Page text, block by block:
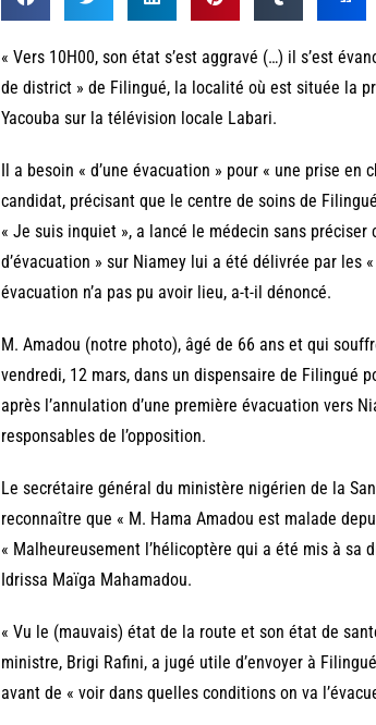
« Vers 10H00, son état s’est aggravé (…) il s’est
de district » de Filingué, la localité où est située la
Yacouba sur la télévision locale Labari.
Il a besoin « d’une évacuation » pour « une prise
candidat, précisant que le centre de soins de
« Je suis inquiet », a lancé le médecin sans
d’évacuation » sur Niamey lui a été délivrée par les
évacuation n’a pas pu avoir lieu, a-t-il dénoncé.
M. Amadou (notre photo), âgé de 66 ans et qui
vendredi, 12 mars, dans un dispensaire de Filingué
après l’annulation d’une première évacuation vers
responsables de l’opposition.
Le secrétaire général du ministère nigérien de la
reconnaître que « M. Hama Amadou est malade
« Malheureusement l’hélicoptère qui a été mis à sa
Idrissa Maïga Mahamadou.
« Vu le (mauvais) état de la route et son état de
ministre, Brigi Rafini, a jugé utile d’envoyer à
avant de « voir dans quelles conditions on va